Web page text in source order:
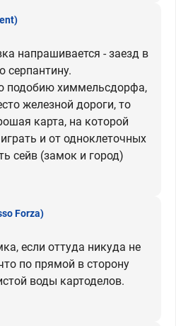
напрашивается - заезд в
серпантину.
подобию химмельсдорфа,
железной дороги, то
карта, на которой
и от одноклеточных
сейв (замок и город)
Forza)
если оттуда никуда не
по прямой в сторону
воды картоделов.